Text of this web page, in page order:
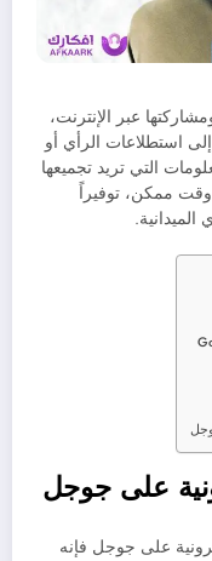
عبر الإنترنت،
استطلاعات الرأي أو
التي تريد تجميعها
ممكن، توفيراً
على جوجل
على جوجل فإنه